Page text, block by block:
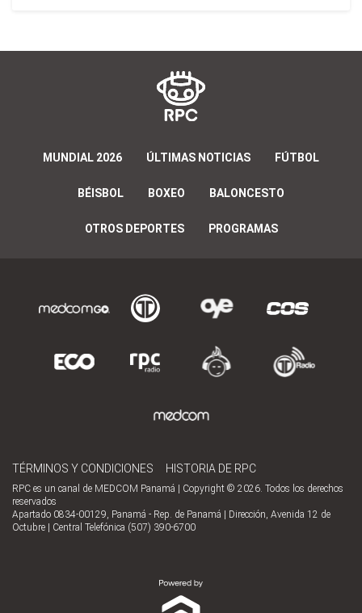
MUNDIAL 2026 ÚLTIMAS NOTICIAS FÚTBOL
BÉISBOL BOXEO BALONCESTO
OTROS DEPORTES PROGRAMAS
TÉRMINOS Y CONDICIONES HISTORIA DE RPC
RPC es un canal de MEDCOM Panamá | Copyright © 2026. Todos los derechos
reservados
Apartado 0834-00129, Panamá - Rep. de Panamá | Dirección, Avenida 12 de
Octubre | Central Telefónica (507) 390-6700